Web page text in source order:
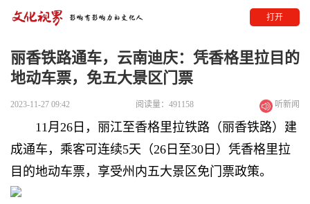
打开
丽香铁路通车，云南迪庆：凭香格里拉目的
地动车票，免五大景区门票
2023-11-27 09:42 阅读量：491158 听新闻
11月26日，丽江至香格里拉铁路（丽香铁路）建
成通车，乘客可连续5天（26日至30日）凭香格里拉
目的地动车票，享受州内五大景区免门票政策。